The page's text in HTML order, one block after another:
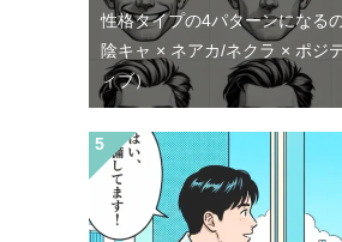
性格タイプの4パターンになる
陰キャ × ネアカ/ネクラ × ポジ
ィブ）